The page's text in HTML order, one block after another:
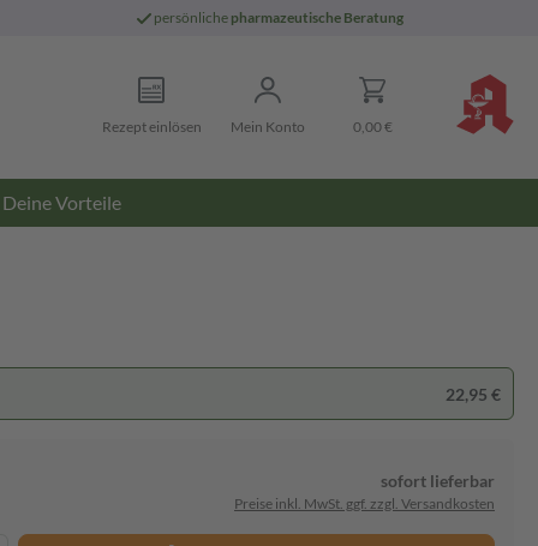
persönliche pharmazeutische Beratung
Rezept einlösen Mein Konto 0,00 €
Deine Vorteile
22,95 €
sofort lieferbar
Preise inkl. MwSt. ggf. zzgl. Versandkosten